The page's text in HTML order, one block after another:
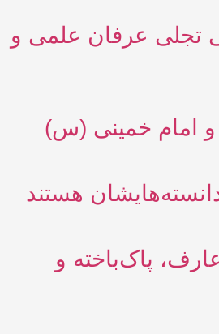
تجلی عرفان علمی و
امام خمینی (س)
هستند
پاک‌باخته و